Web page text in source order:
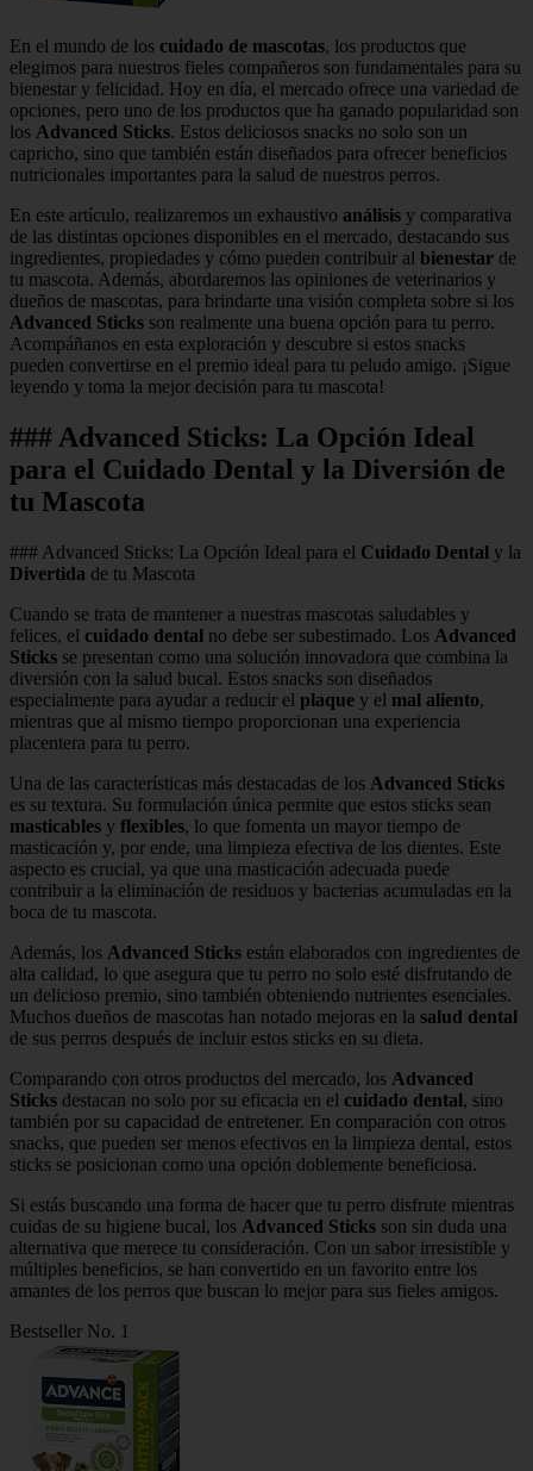
En el mundo de los cuidado de mascotas, los productos que
elegimos para nuestros fieles compañeros son fundamentales para su
bienestar y felicidad. Hoy en día, el mercado ofrece una variedad de
opciones, pero uno de los productos que ha ganado popularidad son
los Advanced Sticks. Estos deliciosos snacks no solo son un
capricho, sino que también están diseñados para ofrecer beneficios
nutricionales importantes para la salud de nuestros perros.
En este artículo, realizaremos un exhaustivo análisis y comparativa
de las distintas opciones disponibles en el mercado, destacando sus
ingredientes, propiedades y cómo pueden contribuir al bienestar de
tu mascota. Además, abordaremos las opiniones de veterinarios y
dueños de mascotas, para brindarte una visión completa sobre si los
Advanced Sticks son realmente una buena opción para tu perro.
Acompáñanos en esta exploración y descubre si estos snacks
pueden convertirse en el premio ideal para tu peludo amigo. ¡Sigue
leyendo y toma la mejor decisión para tu mascota!
### Advanced Sticks: La Opción Ideal
para el Cuidado Dental y la Diversión de
tu Mascota
### Advanced Sticks: La Opción Ideal para el Cuidado Dental y la
Divertida de tu Mascota
Cuando se trata de mantener a nuestras mascotas saludables y
felices, el cuidado dental no debe ser subestimado. Los Advanced
Sticks se presentan como una solución innovadora que combina la
diversión con la salud bucal. Estos snacks son diseñados
especialmente para ayudar a reducir el plaque y el mal aliento,
mientras que al mismo tiempo proporcionan una experiencia
placentera para tu perro.
Una de las características más destacadas de los Advanced Sticks
es su textura. Su formulación única permite que estos sticks sean
masticables y flexibles, lo que fomenta un mayor tiempo de
masticación y, por ende, una limpieza efectiva de los dientes. Este
aspecto es crucial, ya que una masticación adecuada puede
contribuir a la eliminación de residuos y bacterias acumuladas en la
boca de tu mascota.
Además, los Advanced Sticks están elaborados con ingredientes de
alta calidad, lo que asegura que tu perro no solo esté disfrutando de
un delicioso premio, sino también obteniendo nutrientes esenciales.
Muchos dueños de mascotas han notado mejoras en la salud dental
de sus perros después de incluir estos sticks en su dieta.
Comparando con otros productos del mercado, los Advanced
Sticks destacan no solo por su eficacia en el cuidado dental, sino
también por su capacidad de entretener. En comparación con otros
snacks, que pueden ser menos efectivos en la limpieza dental, estos
sticks se posicionan como una opción doblemente beneficiosa.
Si estás buscando una forma de hacer que tu perro disfrute mientras
cuidas de su higiene bucal, los Advanced Sticks son sin duda una
alternativa que merece tu consideración. Con un sabor irresistible y
múltiples beneficios, se han convertido en un favorito entre los
amantes de los perros que buscan lo mejor para sus fieles amigos.
Bestseller No. 1